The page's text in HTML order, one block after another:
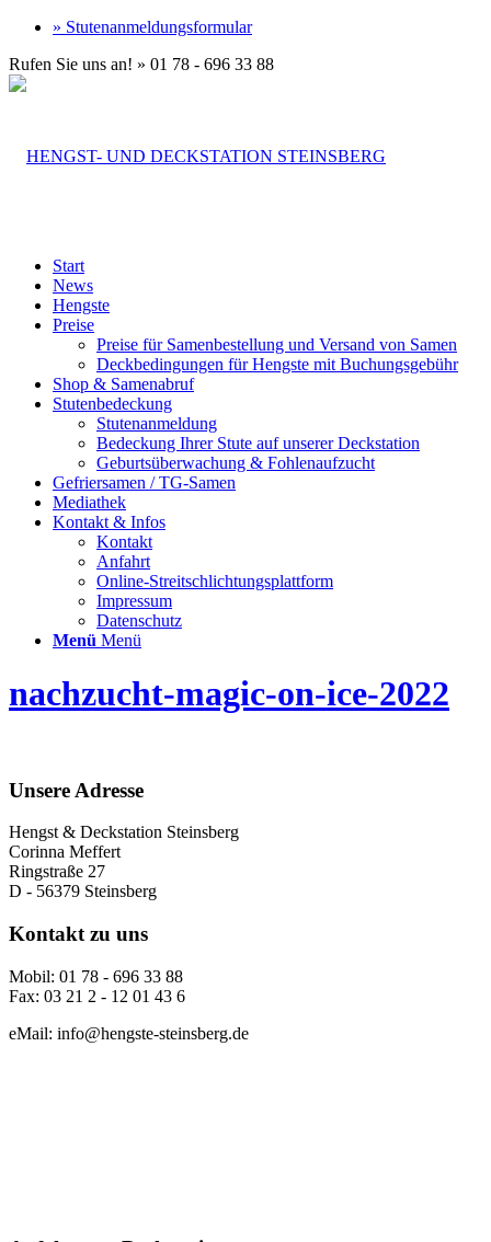
» Stutenanmeldungsformular
Rufen Sie uns an! » 01 78 - 696 33 88
Start
News
Hengste
Preise
Preise für Samenbestellung und Versand von Samen
Deckbedingungen für Hengste mit Buchungsgebühr
Shop & Samenabruf
Stutenbedeckung
Stutenanmeldung
Bedeckung Ihrer Stute auf unserer Deckstation
Geburtsüberwachung & Fohlenaufzucht
Gefriersamen / TG-Samen
Mediathek
Kontakt & Infos
Kontakt
Anfahrt
Online-Streitschlichtungsplattform
Impressum
Datenschutz
Menü Menü
nachzucht-magic-on-ice-2022
Unsere Adresse
Hengst & Deckstation Steinsberg
Corinna Meffert
Ringstraße 27
D - 56379 Steinsberg
Kontakt zu uns
Mobil: 01 78 - 696 33 88
Fax: 03 21 2 - 12 01 43 6
eMail: info@hengste-steinsberg.de